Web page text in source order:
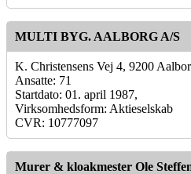
MULTI BYG. AALBORG A/S
K. Christensens Vej 4, 9200
Ansatte: 71
Startdato: 01. april 1987,
Virksomhedsform: Aktieselskab
CVR: 10777097
Murer & kloakmester Ole